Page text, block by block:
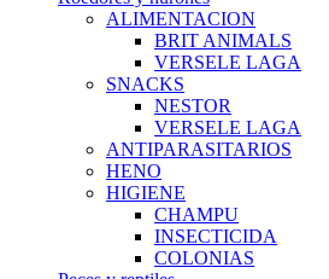
ALIMENTACION
BRIT ANIMALS
VERSELE LAGA
SNACKS
NESTOR
VERSELE LAGA
ANTIPARASITARIOS
HENO
HIGIENE
CHAMPU
INSECTICIDA
COLONIAS